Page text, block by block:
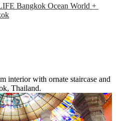
Bangkok Ocean World +
interior with ornate staircase and
Thailand.